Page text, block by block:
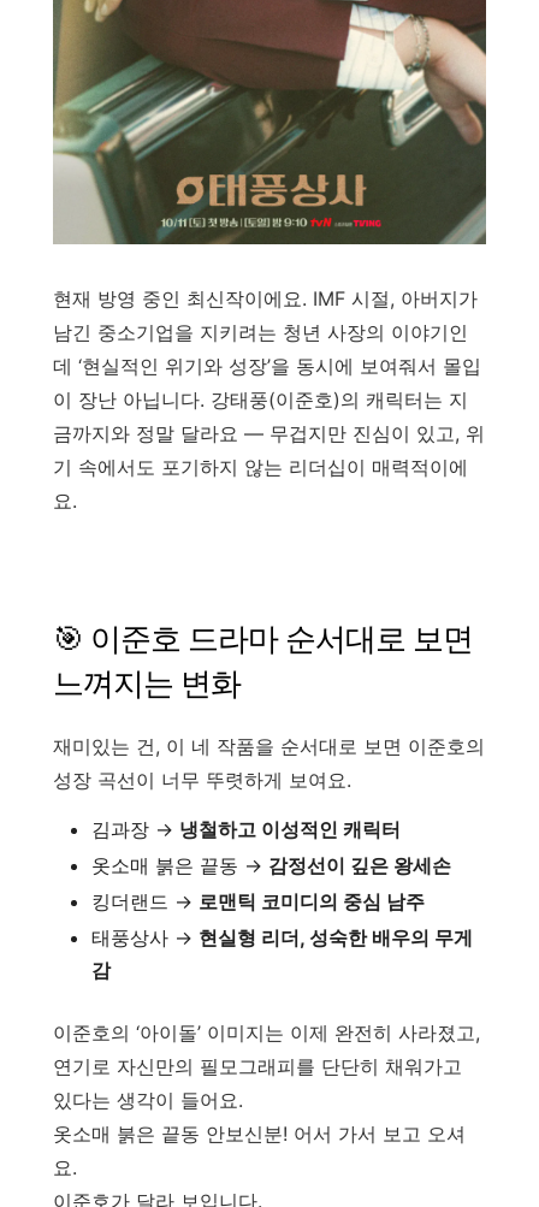
현재 방영 중인 최신작이에요. IMF 시절, 아버지가
남긴 중소기업을 지키려는 청년 사장의 이야기인
데 ‘현실적인 위기와 성장’을 동시에 보여줘서 몰입
이 장난 아닙니다. 강태풍(이준호)의 캐릭터는 지
금까지와 정말 달라요 — 무겁지만 진심이 있고, 위
기 속에서도 포기하지 않는 리더십이 매력적이에
요.
🎯 이준호 드라마 순서대로 보면
느껴지는 변화
재미있는 건, 이 네 작품을 순서대로 보면 이준호의
성장 곡선이 너무 뚜렷하게 보여요.
김과장 → 냉철하고 이성적인 캐릭터
옷소매 붉은 끝동 → 감정선이 깊은 왕세손
킹더랜드 → 로맨틱 코미디의 중심 남주
태풍상사 → 현실형 리더, 성숙한 배우의 무게
감
이준호의 ‘아이돌’ 이미지는 이제 완전히 사라졌고,
연기로 자신만의 필모그래피를 단단히 채워가고
있다는 생각이 들어요.
옷소매 붉은 끝동 안보신분! 어서 가서 보고 오셔
요.
이준호가 달라 보입니다.